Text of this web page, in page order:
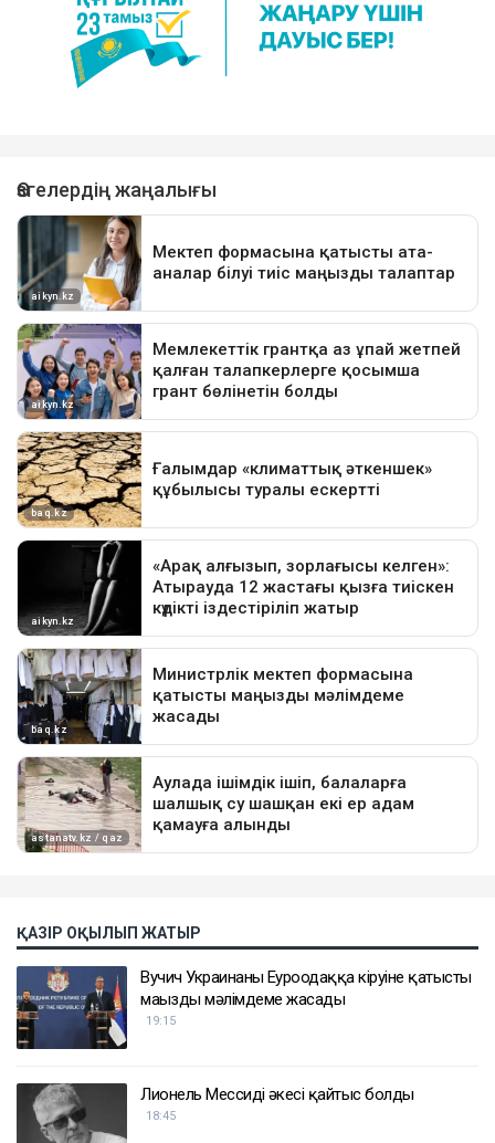
ҚАЗІР ОҚЫЛЫП ЖАТЫР
Вучич Украинаның Еуроодаққа кіруіне қатысты
маңызды мәлімдеме жасады
19:15
Лионель Мессидің әкесі қайтыс болды
18:45